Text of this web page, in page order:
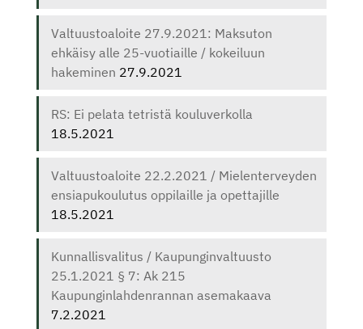
Valtuustoaloite 27.9.2021: Maksuton
ehkäisy alle 25-vuotiaille / kokeiluun
hakeminen 27.9.2021
RS: Ei pelata tetristä kouluverkolla
18.5.2021
Valtuustoaloite 22.2.2021 / Mielenterveyden
ensiapukoulutus oppilaille ja opettajille
18.5.2021
Kunnallisvalitus / Kaupunginvaltuusto
25.1.2021 § 7: Ak 215
Kaupunginlahdenrannan asemakaava
7.2.2021